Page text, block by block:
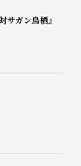
サガン鳥栖』